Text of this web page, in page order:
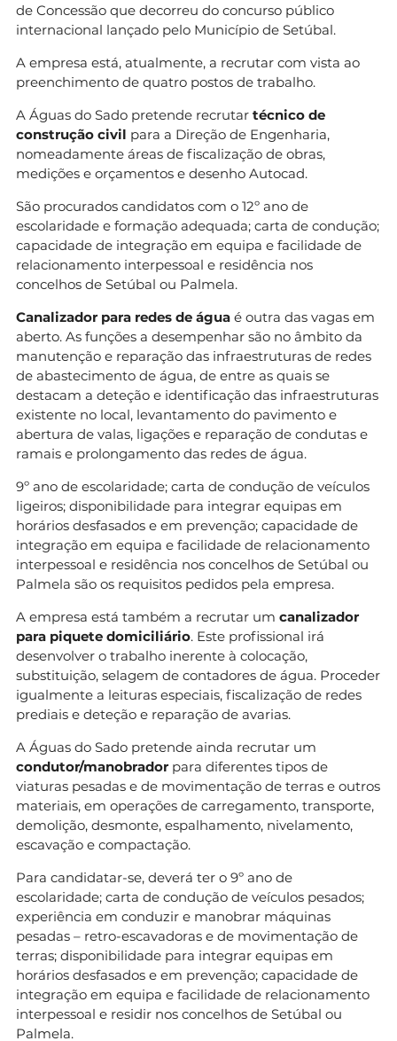
de Concessão que decorreu do concurso público
internacional lançado pelo Município de Setúbal.
A empresa está, atualmente, a recrutar com vista ao
preenchimento de quatro postos de trabalho.
A Águas do Sado pretende recrutar técnico de
construção civil para a Direção de Engenharia,
nomeadamente áreas de fiscalização de obras,
medições e orçamentos e desenho Autocad.
São procurados candidatos com o 12º ano de
escolaridade e formação adequada; carta de condução;
capacidade de integração em equipa e facilidade de
relacionamento interpessoal e residência nos
concelhos de Setúbal ou Palmela.
Canalizador para redes de água é outra das vagas em
aberto. As funções a desempenhar são no âmbito da
manutenção e reparação das infraestruturas de redes
de abastecimento de água, de entre as quais se
destacam a deteção e identificação das infraestruturas
existente no local, levantamento do pavimento e
abertura de valas, ligações e reparação de condutas e
ramais e prolongamento das redes de água.
9º ano de escolaridade; carta de condução de veículos
ligeiros; disponibilidade para integrar equipas em
horários desfasados e em prevenção; capacidade de
integração em equipa e facilidade de relacionamento
interpessoal e residência nos concelhos de Setúbal ou
Palmela são os requisitos pedidos pela empresa.
A empresa está também a recrutar um canalizador
para piquete domiciliário. Este profissional irá
desenvolver o trabalho inerente à colocação,
substituição, selagem de contadores de água. Proceder
igualmente a leituras especiais, fiscalização de redes
prediais e deteção e reparação de avarias.
A Águas do Sado pretende ainda recrutar um
condutor/manobrador para diferentes tipos de
viaturas pesadas e de movimentação de terras e outros
materiais, em operações de carregamento, transporte,
demolição, desmonte, espalhamento, nivelamento,
escavação e compactação.
Para candidatar-se, deverá ter o 9º ano de
escolaridade; carta de condução de veículos pesados;
experiência em conduzir e manobrar máquinas
pesadas – retro-escavadoras e de movimentação de
terras; disponibilidade para integrar equipas em
horários desfasados e em prevenção; capacidade de
integração em equipa e facilidade de relacionamento
interpessoal e residir nos concelhos de Setúbal ou
Palmela.